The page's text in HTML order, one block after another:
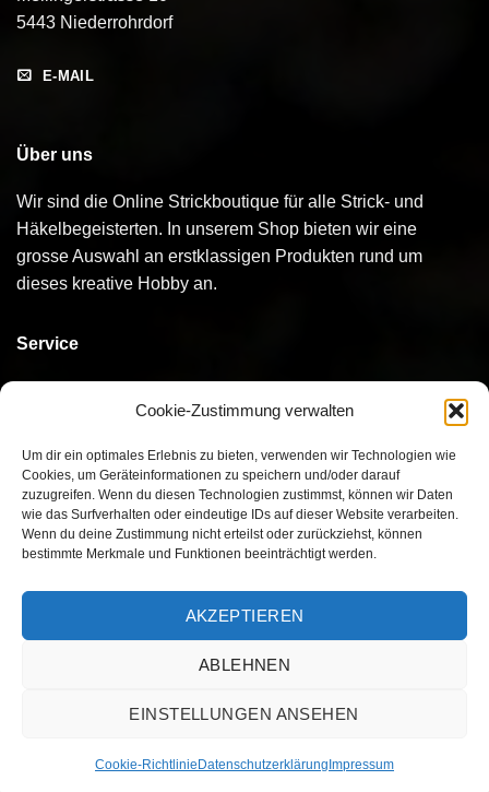
Cookie-Zustimmung verwalten
Um dir ein optimales Erlebnis zu bieten, verwenden wir Technologien wie
Cookies, um Geräteinformationen zu speichern und/oder darauf
zuzugreifen. Wenn du diesen Technologien zustimmst, können wir Daten
wie das Surfverhalten oder eindeutige IDs auf dieser Website verarbeiten.
Wenn du deine Zustimmung nicht erteilst oder zurückziehst, können
bestimmte Merkmale und Funktionen beeinträchtigt werden.
AKZEPTIEREN
ABLEHNEN
EINSTELLUNGEN ANSEHEN
Cookie-Richtlinie Datenschutzerklärung Impressum
5443 Niederrohrdorf
E-MAIL
Über uns
Wir sind die Online Strickboutique für alle Strick- und
Häkelbegeisterten. In unserem Shop bieten wir eine
grosse Auswahl an erstklassigen Produkten rund um
dieses kreative Hobby an.
Service
Bezahlen
Versand
Copyright 2026 ©Lana Versum